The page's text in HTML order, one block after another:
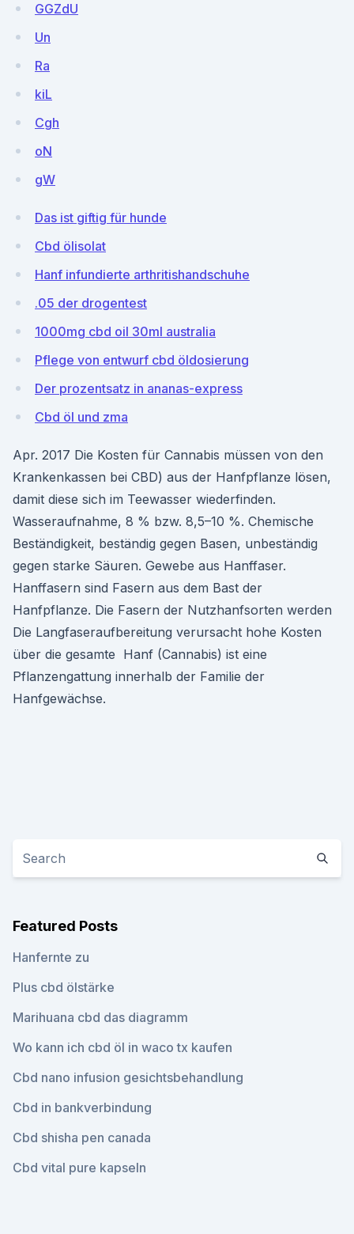
GGZdU
Un
Ra
kiL
Cgh
oN
gW
Das ist giftig für hunde
Cbd ölisolat
Hanf infundierte arthritishandschuhe
.05 der drogentest
1000mg cbd oil 30ml australia
Pflege von entwurf cbd öldosierung
Der prozentsatz in ananas-express
Cbd öl und zma
Apr. 2017 Die Kosten für Cannabis müssen von den
Krankenkassen bei CBD) aus der Hanfpflanze lösen,
damit diese sich im Teewasser wiederfinden.
Wasseraufnahme, 8 % bzw. 8,5–10 %. Chemische
Beständigkeit, beständig gegen Basen, unbeständig
gegen starke Säuren. Gewebe aus Hanffaser.
Hanffasern sind Fasern aus dem Bast der
Hanfpflanze. Die Fasern der Nutzhanfsorten werden
Die Langfaseraufbereitung verursacht hohe Kosten
über die gesamte Hanf (Cannabis) ist eine
Pflanzengattung innerhalb der Familie der
Hanfgewächse.
Featured Posts
Hanfernte zu
Plus cbd ölstärke
Marihuana cbd das diagramm
Wo kann ich cbd öl in waco tx kaufen
Cbd nano infusion gesichtsbehandlung
Cbd in bankverbindung
Cbd shisha pen canada
Cbd vital pure kapseln